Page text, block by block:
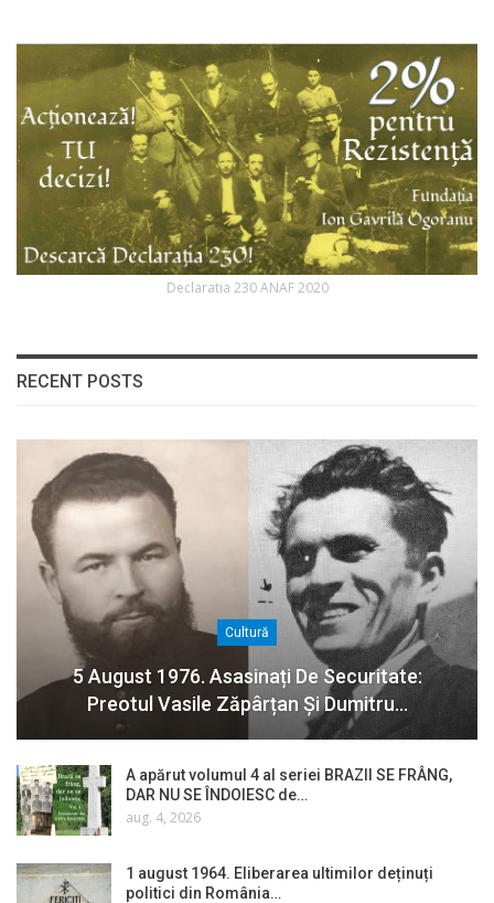
Declaratia 230 ANAF 2020
RECENT POSTS
Cultură
5 August 1976. Asasinați De Securitate:
Preotul Vasile Zăpârțan Și Dumitru…
A apărut volumul 4 al seriei BRAZII SE FRÂNG,
DAR NU SE ÎNDOIESC de…
aug. 4, 2026
1 august 1964. Eliberarea ultimilor deținuți
politici din România…